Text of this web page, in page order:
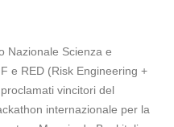
Nazionale Scienza e
e RED (Risk Engineering +
vincitori del
internazionale per la